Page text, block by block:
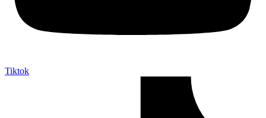
Tiktok